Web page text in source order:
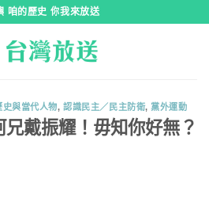
咱的歷史 你我來放送
史與當代人物,認識民主／民主防衛,黨外運動
戴振耀！毋知你好無？